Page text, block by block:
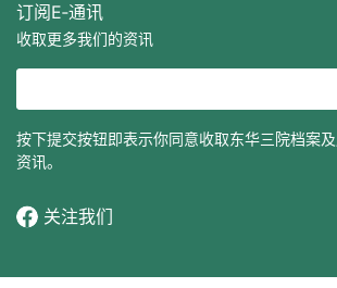
订阅E‐通讯
收取更多我们的资讯
按下提交按钮即表示你同意收取东华三院档案
资讯。
关注我们